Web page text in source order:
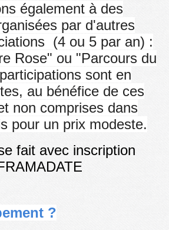
également à des
par d'autres
(4 ou 5 par an) :
Rose" ou "Parcours du
sont en
au bénéfice de ces
non comprises dans
pour un prix modeste.
fait avec inscription
?